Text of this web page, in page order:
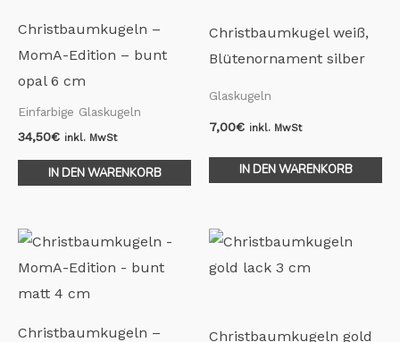
Christbaumkugeln –
MomA-Edition – bunt
opal 6 cm
Einfarbige Glaskugeln
34,50€ inkl. MwSt
IN DEN WARENKORB
Christbaumkugel weiß,
Blütenornament silber
Glaskugeln
7,00€ inkl. MwSt
IN DEN WARENKORB
Christbaumkugeln –
Christbaumkugeln gold